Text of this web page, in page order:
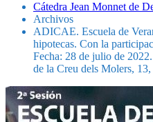
Cátedra Jean Monnet de
Archivos
ADICAE. Escuela de
hipotecas. Con la
Fecha: 28 de julio de
de la Creu dels Molers,